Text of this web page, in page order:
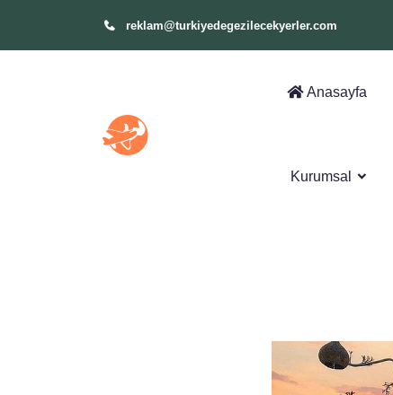
reklam@turkiyedegezilecekyerler.com
Anasayfa
Kurumsal